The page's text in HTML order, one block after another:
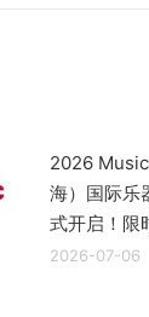
2026
海）国际乐
式开启！限
2026-07-06